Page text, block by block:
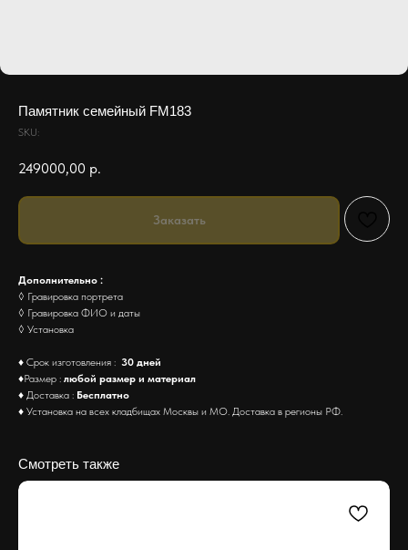
Памятник семейный FM183
SKU:
249000,00 р.
Заказать
Дополнительно :
◊ Гравировка портрета
◊ Гравировка ФИО и даты
◊ Установка
♦ Срок изготовления : 30 дней
♦Размер : любой размер и материал
♦ Доставка : Бесплатно
♦ Установка на всех кладбищах Москвы и МО. Доставка в регионы РФ.
Смотреть также